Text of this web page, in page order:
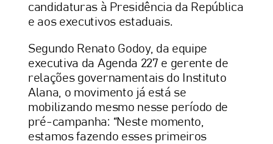
candidaturas à Presidência da República
e aos executivos estaduais.
Segundo Renato Godoy, da equipe
executiva da Agenda 227 e gerente de
relações governamentais do Instituto
Alana, o movimento já está se
mobilizando mesmo nesse período de
pré-campanha: “Neste momento,
estamos fazendo esses primeiros